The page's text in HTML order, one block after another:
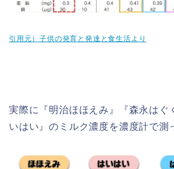
引用元）子供の発育と発達と食生活より
実際に『明治ほほえみ』『森永はぐ
いはい』のミルク濃度を濃度計で測